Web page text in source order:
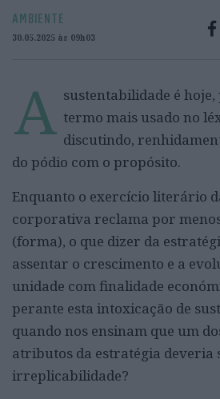
AMBIENTE
30.05.2025 às 09h03
A sustentabilidade é
termo mais usado no
discutindo,
do pódio com o propósito.
Enquanto o exercício literário
corporativa reclama por
(forma), o que dizer da
assentar o crescimento e a
unidade com finalidade
perante esta intoxicação de
quando nos ensinam que um
atributos da estratégia deveria
irreplicabilidade?